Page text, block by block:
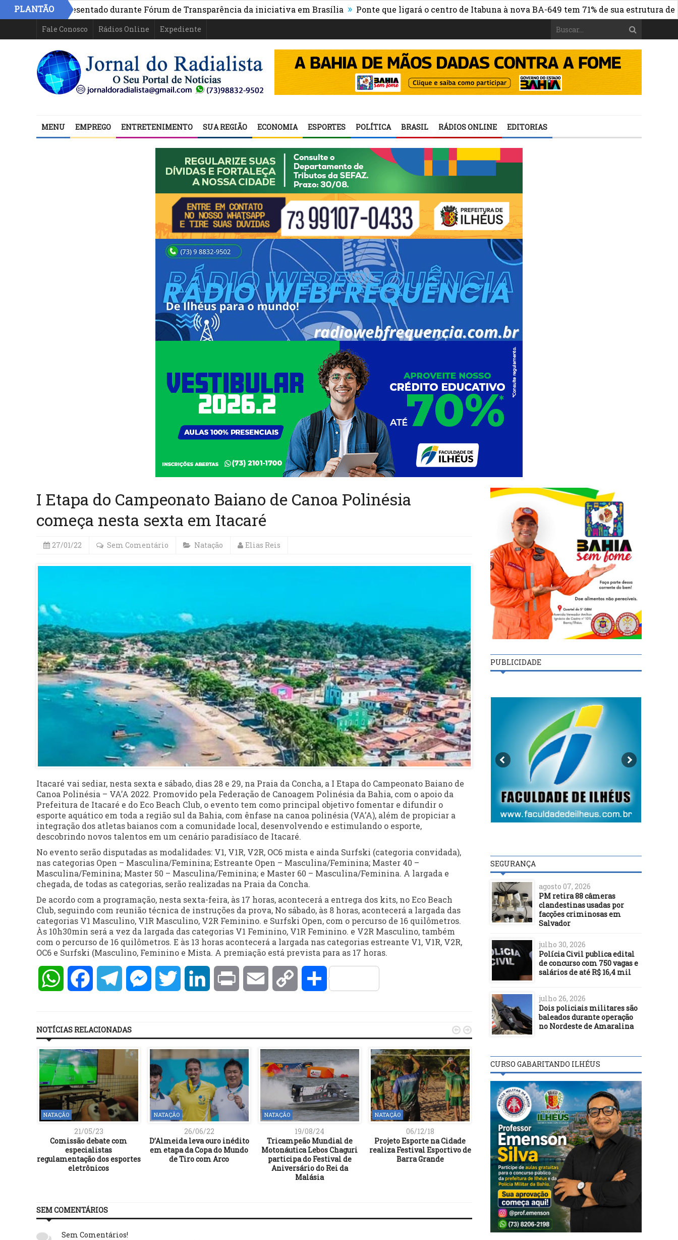
PLANTÃO
é apresentado durante Fórum de Transparência da iniciativa em Brasília » Ponte que ligará o centro de Itabuna à nova BA-649 tem 71% de sua estrutura de
Fale Conosco Rádios Online Expediente
MENU EMPREGO ENTRETENIMENTO SUA REGIÃO ECONOMIA ESPORTES POLÍTICA BRASIL RÁDIOS ONLINE EDITORIAS
I Etapa do Campeonato Baiano de Canoa Polinésia
começa nesta sexta em Itacaré
27/01/22 Sem Comentário Natação Elias Reis
Itacaré vai sediar, nesta sexta e sábado, dias 28 e 29, na Praia da Concha, a I Etapa do Campeonato Baiano de
Canoa Polinésia – VA’A 2022. Promovido pela Federação de Canoagem Polinésia da Bahia, com o apoio da
Prefeitura de Itacaré e do Eco Beach Club, o evento tem como principal objetivo fomentar e difundir o
esporte aquático em toda a região sul da Bahia, com ênfase na canoa polinésia (VA’A), além de propiciar a
integração dos atletas baianos com a comunidade local, desenvolvendo e estimulando o esporte,
descobrindo novos talentos em um cenário paradisíaco de Itacaré.
No evento serão disputadas as modalidades: V1, V1R, V2R, OC6 mista e ainda Surfski (categoria convidada),
nas categorias Open – Masculina/Feminina; Estreante Open – Masculina/Feminina; Master 40 –
Masculina/Feminina; Master 50 – Masculina/Feminina; e Master 60 – Masculina/Feminina. A largada e
chegada, de todas as categorias, serão realizadas na Praia da Concha.
De acordo com a programação, nesta sexta-feira, às 17 horas, acontecerá a entrega dos kits, no Eco Beach
Club, seguindo com reunião técnica de instruções da prova, No sábado, às 8 horas, acontecerá a largada das
categorias V1 Masculino, V1R Masculino, V2R Feminino. e Surfski Open, com o percurso de 16 quilômetros.
Às 10h30min será a vez da largada das categorias V1 Feminino, V1R Feminino. e V2R Masculino, também
com o percurso de 16 quilômetros. E às 13 horas acontecerá a largada nas categorias estreante V1, V1R, V2R,
OC6 e Surfski (Masculino, Feminino e Mista. A premiação está prevista para as 17 horas.
WhatsAppFacebookTelegramMessengerTwitter LinkedInPrint Email Copy Compartilhar
NOTÍCIAS RELACIONADAS
NATAÇÃO
21/05/23
Comissão debate com
especialistas
regulamentação dos esportes
eletrônicos
NATAÇÃO
26/06/22
D’Almeida leva ouro inédito
em etapa da Copa do Mundo
de Tiro com Arco
NATAÇÃO
19/08/24
Tricampeão Mundial de
Motonáutica Lebos Chaguri
participa do Festival de
Aniversário do Rei da
Malásia
NATAÇÃO
06/12/18
Projeto Esporte na Cidade
realiza Festival Esportivo de
Barra Grande
NATAÇÃO
23/08/21
Jogos Paralímpicos de
Tóquio começam nesta terça
NATAÇÃO
20/12/21
Nadador brasileiro é
tricampeão mundial
 
SEM COMENTÁRIOS
Sem Comentários!
PUBLICIDADE
SEGURANÇA
agosto 07, 2026
PM retira 88 câmeras
clandestinas usadas por
facções criminosas em
Salvador
julho 30, 2026
Polícia Civil publica edital
de concurso com 750 vagas e
salários de até R$ 16,4 mil
julho 26, 2026
Dois policiais militares são
baleados durante operação
no Nordeste de Amaralina
CURSO GABARITANDO ILHÉUS